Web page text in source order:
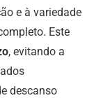
e à variedade
Este
, evitando a
descanso